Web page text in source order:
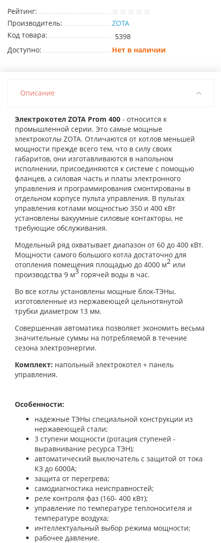
Рейтинг:
Производитель:
ZOTA
Код товара:
5398
Доступно:
Нет в наличии
Описание
Электрокотел ZOTA Prom 400 - относится к
промышленной серии. Это самые мощные
электрокотлы ZOTA. Отличаются от котлов меньшей
мощности прежде всего тем, что в силу своих
габаритов, они изготавливаются в напольном
исполнении, присоединяются к системе с помощью
фланцев, а силовая часть и платы электронного
управления и программирования смонтированы в
отдельном корпусе пульта управления. В пультах
управления котлами мощностью 350 и 400 кВт
установлены вакуумные силовые контакторы, не
требующие обслуживания.
Модельный ряд охватывает диапазон от 60 до 400 кВт.
Мощности самого большого котла достаточно для
отопления помещения площадью до 4000 м2 или
производства 9 м3 горячей воды в час.
Во все котлы установлены мощные блок-ТЭНы,
изготовленные из нержавеющей цельнотянутой
трубки диаметром 13 мм.
Совершенная автоматика позволяет экономить весьма
значительные суммы на потребляемой в течение
сезона электроэнергии.
Комплект: напольный электрокотел + панель
управления.
Особенности:
надежные ТЭНы специальной конструкции из
нержавеющей стали;
3 ступени мощности (ротация ступеней -
выравнивание ресурса ТЭН);
автоматический выключатель с защитой от тока
КЗ до 6000А;
защита от перегрева;
самодиагностика неисправностей;
реле контроля фаз (160- 400 кВт);
управление по температуре теплоносителя и
температуре воздуха;
интеллектуальный выбор режима мощности;
рабочее давление.